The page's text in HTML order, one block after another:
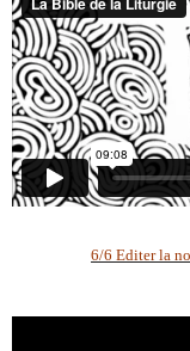
6/6 Editer la